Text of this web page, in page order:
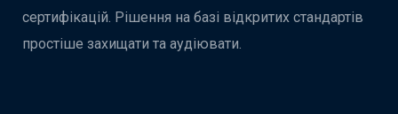
сертифікацій. Рішення на базі відкритих стандартів
простіше захищати та аудіювати.